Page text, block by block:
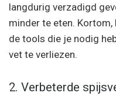
langdurig verzadigd
minder te eten.
de tools die je nodig
vet te verliezen.
2. Verbeterde